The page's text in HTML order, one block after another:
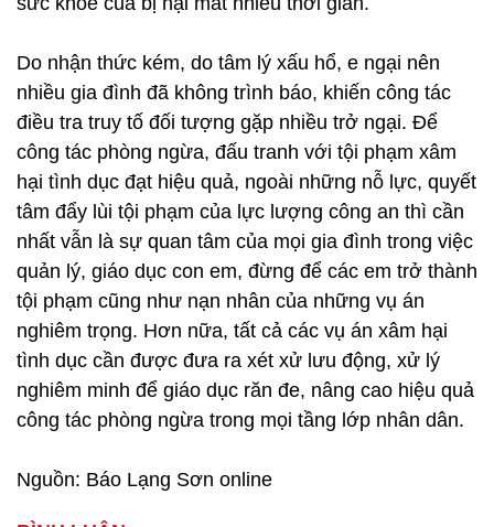
Do nhận thức kém, do tâm lý xấu hổ, e ngại nên
nhiều gia đình đã không trình báo, khiến công tác
điều tra truy tố đối tượng gặp nhiều trở ngại. Để
công tác phòng ngừa, đấu tranh với tội phạm xâm
hại tình dục đạt hiệu quả, ngoài những nỗ lực, quyết
tâm đẩy lùi tội phạm của lực lượng công an thì cần
nhất vẫn là sự quan tâm của mọi gia đình trong việc
quản lý, giáo dục con em, đừng để các em trở thành
tội phạm cũng như nạn nhân của những vụ án
nghiêm trọng. Hơn nữa, tất cả các vụ án xâm hại
tình dục cần được đưa ra xét xử lưu động, xử lý
nghiêm minh để giáo dục răn đe, nâng cao hiệu quả
công tác phòng ngừa trong mọi tầng lớp nhân dân.
Nguồn: Báo Lạng Sơn online